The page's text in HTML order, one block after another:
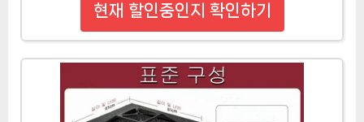
현재 할인중인지 확인하기